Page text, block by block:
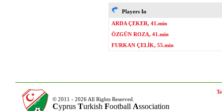
Players In
ARDA ÇEKER, 41.min
ÖZGÜN ROZA, 41.min
FURKAN ÇELİK, 55.min
© 2011 - 2026 All Rights Reserved.
Cyprus Turkish Football Association